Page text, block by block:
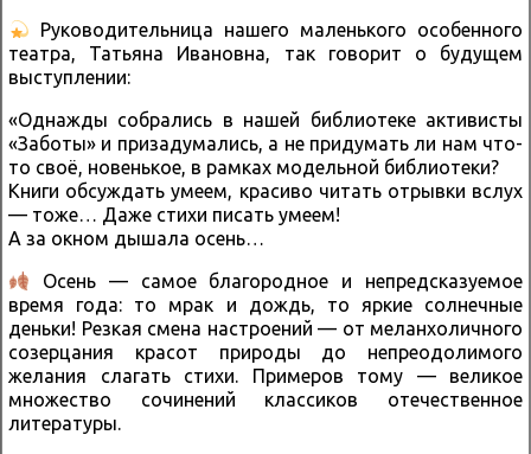
Руководительница нашего маленького особенного
театра, Татьяна Ивановна, так говорит о будущем
выступлении:
«Однажды собрались в нашей библиотеке активисты
«Заботы» и призадумались, а не придумать ли нам что-
то своё, новенькое, в рамках модельной библиотеки?
Книги обсуждать умеем, красиво читать отрывки вслух
— тоже… Даже стихи писать умеем!
А за окном дышала осень…
Осень — самое благородное и непредсказуемое
время года: то мрак и дождь, то яркие солнечные
деньки! Резкая смена настроений — от меланхоличного
созерцания красот природы до непреодолимого
желания слагать стихи. Примеров тому — великое
множество сочинений классиков отечественное
литературы.